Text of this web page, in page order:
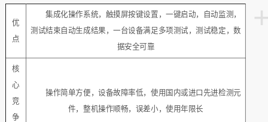
优
点
集成化操作系统，触摸屏按键设置，一键启动，自动监测，
测试结束自动生成结果，一台设备满足多项测试，测试稳定，数
据安全可靠
核
心
竞
争
操作简单方便，设备故障率低，使用国内或进口先进检测元
件，整机操作顺畅，误差小，使用年限长